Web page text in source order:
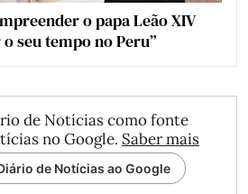
o papa Leão XIV
seu tempo no Peru”
de Notícias como fonte
no Google. Saber mais
de Notícias ao Google